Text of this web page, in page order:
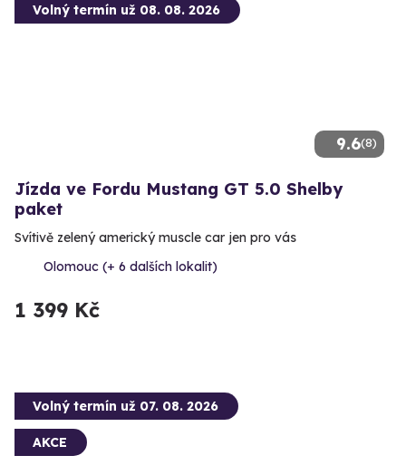
9.6(8)
Volný termín už 08. 08. 2026
Jízda ve Fordu Mustang GT 5.0 Shelby
paket
Svítivě zelený americký muscle car jen pro vás
Olomouc (+ 6 dalších lokalit)
1 399 Kč
Volný termín už 07. 08. 2026
AKCE